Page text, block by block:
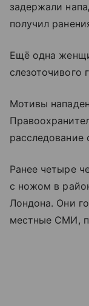
задержали
получил
Ещё одна
слезоточивого
Мотивы
расследование
Ранее четыре
с ножом в
Лондона. Они
местные СМИ,